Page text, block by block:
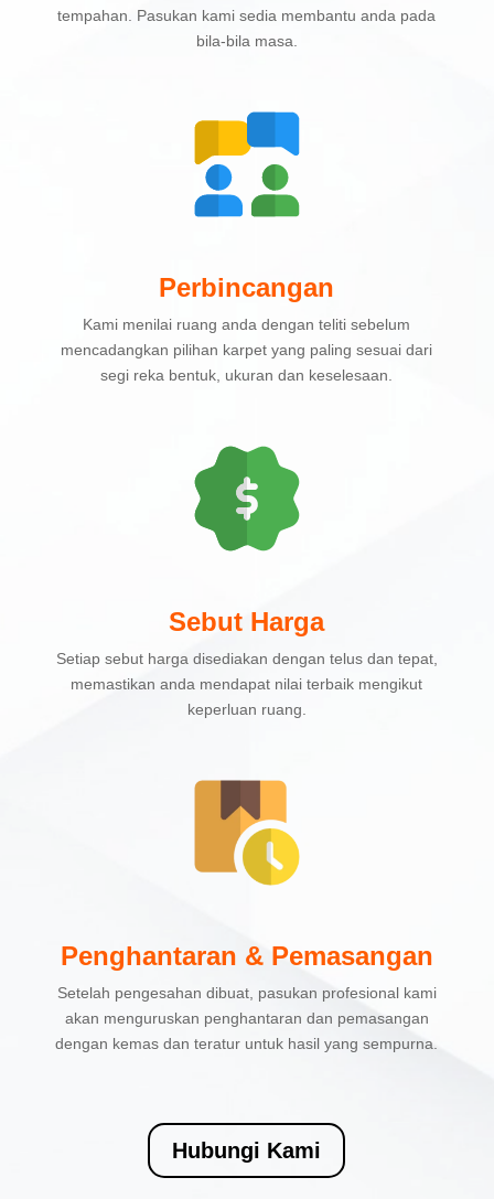
tempahan. Pasukan kami sedia membantu anda pada
bila-bila masa.
Perbincangan
Kami menilai ruang anda dengan teliti sebelum
mencadangkan pilihan karpet yang paling sesuai dari
segi reka bentuk, ukuran dan keselesaan.
Sebut Harga
Setiap sebut harga disediakan dengan telus dan tepat,
memastikan anda mendapat nilai terbaik mengikut
keperluan ruang.
Penghantaran & Pemasangan
Setelah pengesahan dibuat, pasukan profesional kami
akan menguruskan penghantaran dan pemasangan
dengan kemas dan teratur untuk hasil yang sempurna.
Hubungi Kami